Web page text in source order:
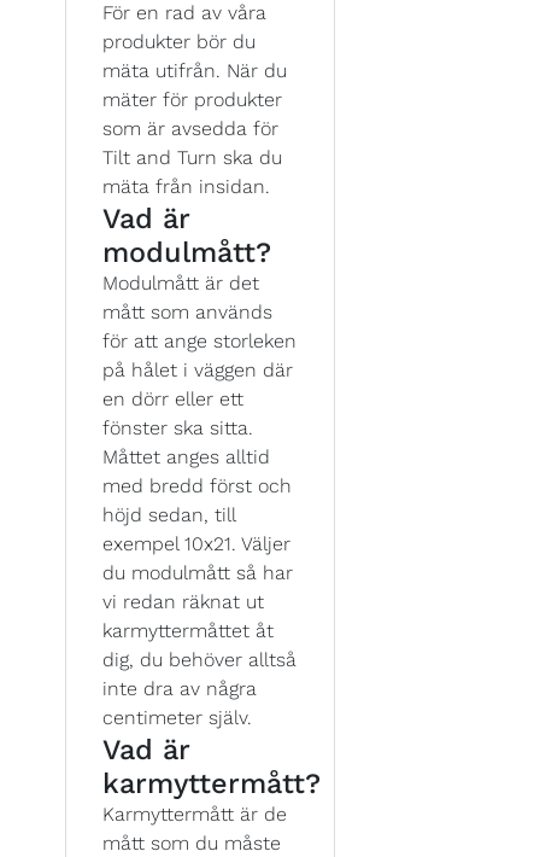
För en rad av våra
produkter bör du
mäta utifrån. När du
mäter för produkter
som är avsedda för
Tilt and Turn ska du
mäta från insidan.
Vad är
modulmått?
Modulmått är det
mått som används
för att ange storleken
på hålet i väggen där
en dörr eller ett
fönster ska sitta.
Måttet anges alltid
med bredd först och
höjd sedan, till
exempel 10x21. Väljer
du modulmått så har
vi redan räknat ut
karmyttermåttet åt
dig, du behöver alltså
inte dra av några
centimeter själv.
Vad är
karmyttermått?
Karmyttermått är de
mått som du måste